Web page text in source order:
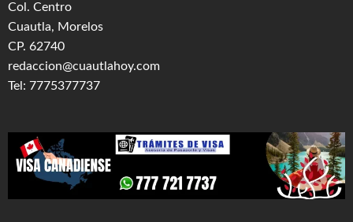
Col. Centro
Cuautla, Morelos
CP. 62740
redaccion@cuautlahoy.com
Tel: 7775377737